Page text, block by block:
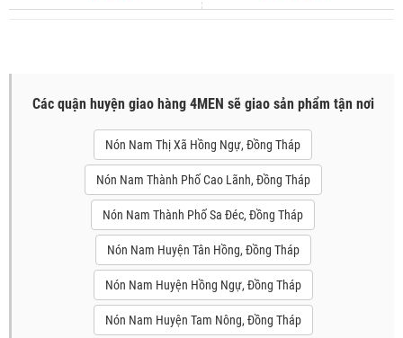
Các quận huyện giao hàng 4MEN sẽ giao sản phẩm tận nơi
Nón Nam Thị Xã Hồng Ngự, Đồng Tháp
Nón Nam Thành Phố Cao Lãnh, Đồng Tháp
Nón Nam Thành Phố Sa Đéc, Đồng Tháp
Nón Nam Huyện Tân Hồng, Đồng Tháp
Nón Nam Huyện Hồng Ngự, Đồng Tháp
Nón Nam Huyện Tam Nông, Đồng Tháp